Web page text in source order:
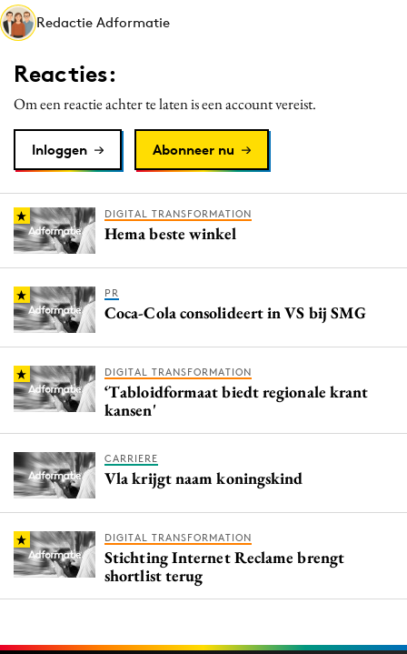
Merkstrategie
PR
Programmatic
Purpose Marketing
Reputatie & crisis
Redactie Adformatie
Reacties:
Om een reactie achter te laten is een account vereist.
Inloggen Abonneer nu
DIGITAL TRANSFORMATION
Hema beste winkel
PR
Coca-Cola consolideert in VS bij SMG
DIGITAL TRANSFORMATION
‘Tabloidformaat biedt regionale krant
kansen'
CARRIERE
Vla krijgt naam koningskind
DIGITAL TRANSFORMATION
Stichting Internet Reclame brengt
shortlist terug